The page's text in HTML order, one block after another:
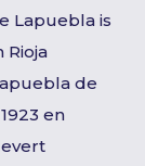
Lapuebla is
de
en